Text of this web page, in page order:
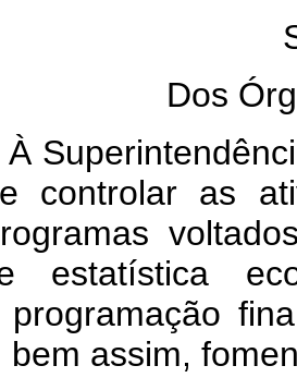
Dos
controlar as
estatística
programação
bem assim,